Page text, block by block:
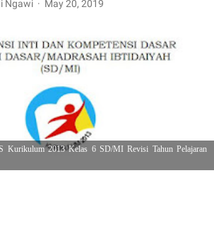
Ngawi May 20, 2019
2013 Kelas 6 SD/MI Revisi Tahun Pelajaran